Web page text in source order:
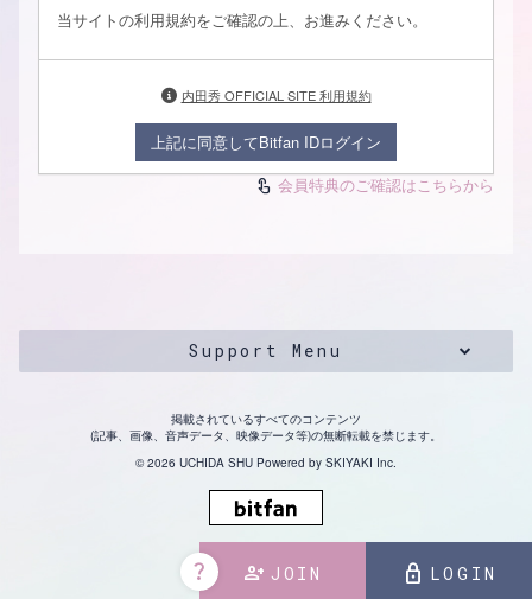
person_add JOIN lock LOGIN
question_mark
当サイトの利用規約をご確認の上、お進みください。
内田秀 OFFICIAL SITE 利用規約
上記に同意してBitfan IDログイン
touch_app 会員特典のご確認はこちらから
Support Menu
掲載されているすべてのコンテンツ
(記事、画像、音声データ、映像データ等)の無断転載を禁じます。
© 2026 UCHIDA SHU Powered by SKIYAKI Inc.